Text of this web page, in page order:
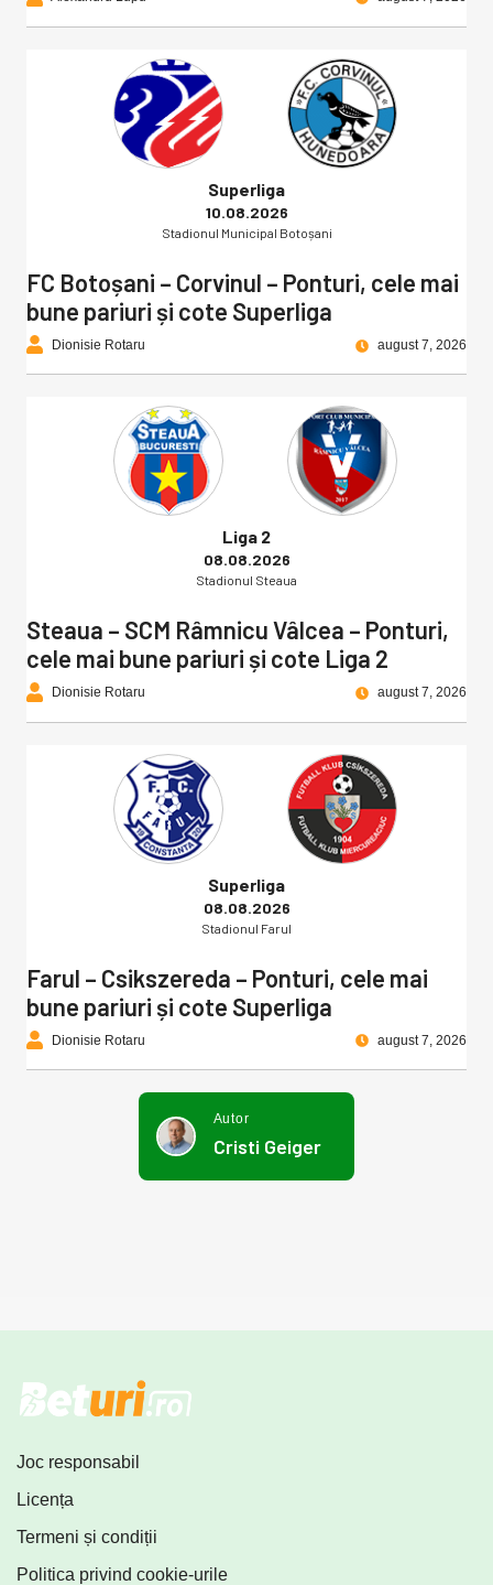
Superliga
10.08.2026
Stadionul Municipal Botoșani
FC Botoșani – Corvinul – Ponturi, cele mai
bune pariuri și cote Superliga
Dionisie Rotaru august 7, 2026
Liga 2
08.08.2026
Stadionul Steaua
Steaua – SCM Râmnicu Vâlcea – Ponturi,
cele mai bune pariuri și cote Liga 2
Dionisie Rotaru august 7, 2026
Superliga
08.08.2026
Stadionul Farul
Farul – Csikszereda – Ponturi, cele mai
bune pariuri și cote Superliga
Dionisie Rotaru august 7, 2026
Autor
Cristi Geiger
Joc responsabil
Licența
Termeni și condiții
Politica privind cookie-urile